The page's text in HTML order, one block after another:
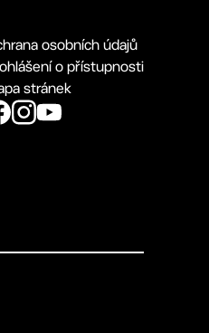
osobních údajů
o přístupnosti
stránek